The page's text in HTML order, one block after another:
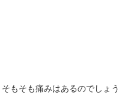
もそも痛みはあるのでしょう